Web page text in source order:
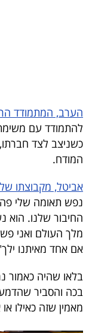
5
המילון
הכלכלי
פודקאסט
40
UNDER
40
שיתופי
הערב, המתמודד
להתמודד עם
כשניצב לצד
המודח.
אביטל, מקבוצתו
נפש תאומה שלי
החיבור שלנו. הוא
מלך העולם ואני
אם אחד מאיתנו
בלאו שהיה כאמור
בכה והסביר
מאמין שזה כאילו